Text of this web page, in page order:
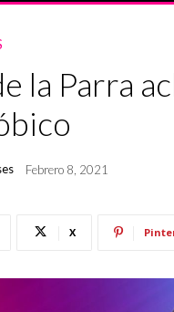
la Parra
Febrero 8, 2021
X